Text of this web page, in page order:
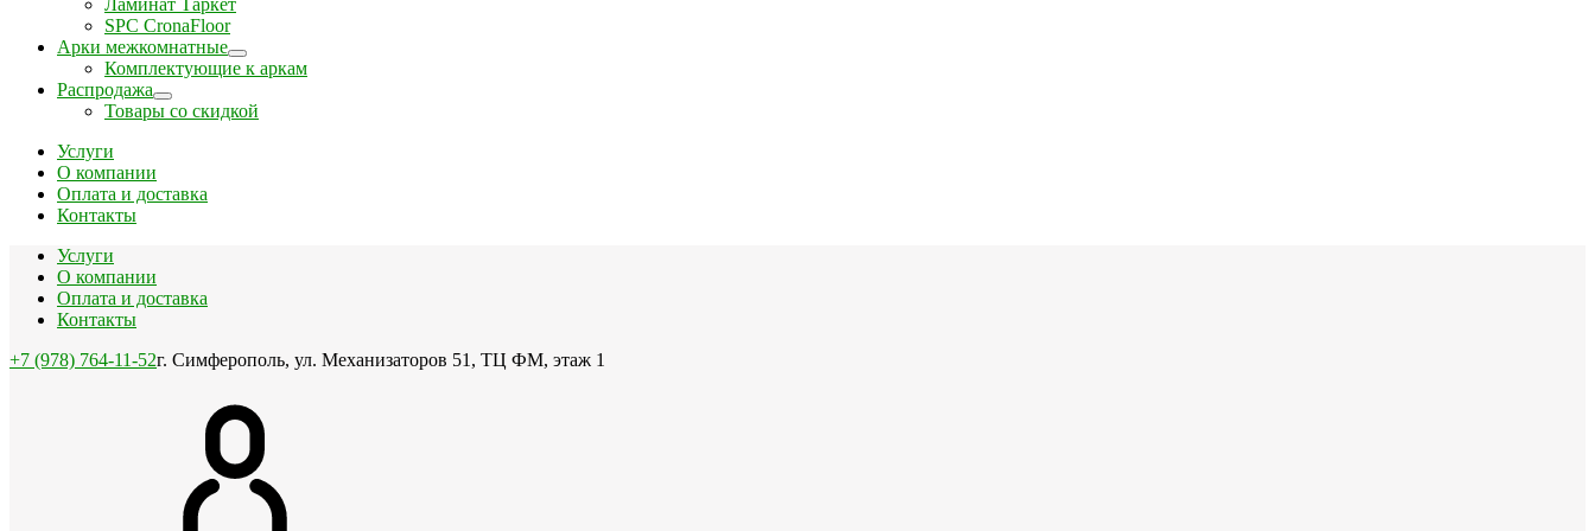
Ламинат Таркет
SPC CronaFloor
Арки межкомнатные
Комплектующие к аркам
Распродажа
Товары со скидкой
Услуги
О компании
Оплата и доставка
Контакты
Услуги
О компании
Оплата и доставка
Контакты
+7 (978) 764-11-52г. Симферополь, ул. Механизаторов 51, ТЦ ФМ, этаж 1